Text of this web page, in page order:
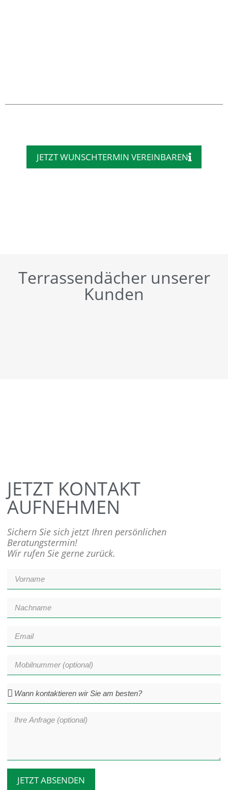
JETZT WUNSCHTERMIN VEREINBAREN
Terrassendächer unserer
Kunden
JETZT KONTAKT
AUFNEHMEN
Sichern Sie sich jetzt Ihren persönlichen
Beratungstermin!
Wir rufen Sie gerne zurück.
JETZT ABSENDEN